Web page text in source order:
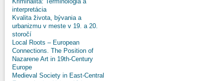
interpretácia
Kvalita života, bývania a
urbanizmu v meste v 19. a 20.
storočí
Local Roots – European
Connections. The Position of
Nazarene Art in 19th-Century
Europe
Medieval Society in East-Central